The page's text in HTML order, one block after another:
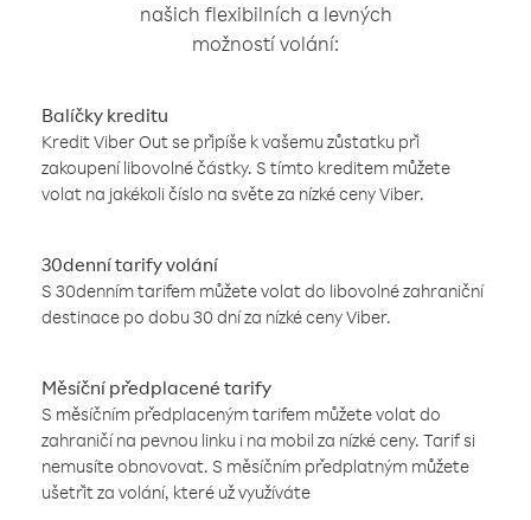
našich flexibilních a levných
možností volání:
Balíčky kreditu
Kredit Viber Out se připíše k vašemu zůstatku při
zakoupení libovolné částky. S tímto kreditem můžete
volat na jakékoli číslo na světe za nízké ceny Viber.
30denní tarify volání
S 30denním tarifem můžete volat do libovolné zahraniční
destinace po dobu 30 dní za nízké ceny Viber.
Měsíční předplacené tarify
S měsíčním předplaceným tarifem můžete volat do
zahraničí na pevnou linku i na mobil za nízké ceny. Tarif si
nemusíte obnovovat. S měsíčním předplatným můžete
ušetřit za volání, které už využíváte